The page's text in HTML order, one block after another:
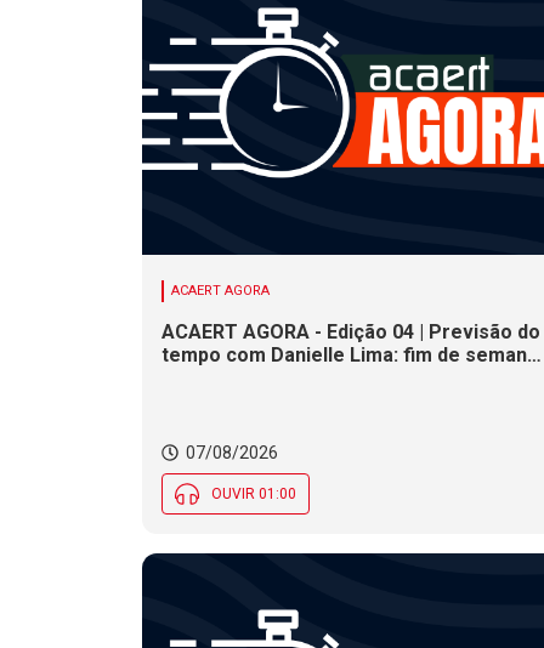
ACAERT AGORA
ACAERT AGORA - Edição 04 | Previsão do
tempo com Danielle Lima: fim de semana
07/08/2026
OUVIR 01:00